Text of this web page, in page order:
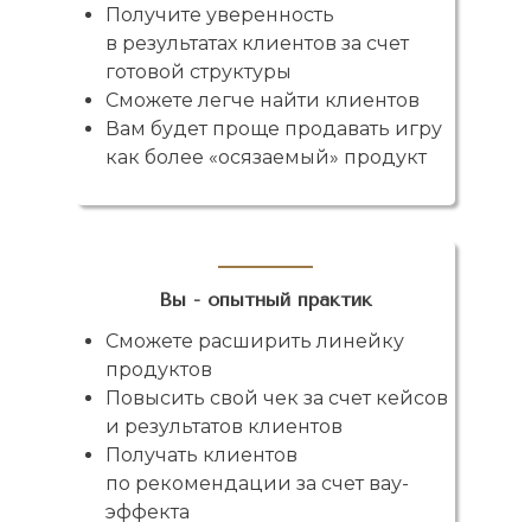
Получите уверенность
в результатах клиентов за счет
готовой структуры
Сможете легче найти клиентов
Вам будет проще продавать игру
как более «осязаемый» продукт
Сможете расширить линейку
продуктов
Повысить свой чек за счет кейсов
и результатов клиентов
Получать клиентов
по рекомендации за счет вау-
эффекта
Вы - опытный практик